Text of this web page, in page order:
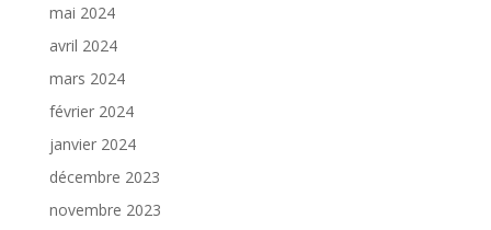
mai 2024
avril 2024
mars 2024
février 2024
janvier 2024
décembre 2023
novembre 2023